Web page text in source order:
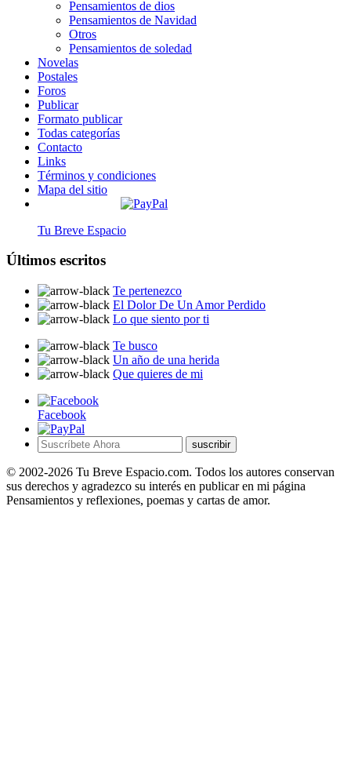
Pensamientos de dios
Pensamientos de Navidad
Otros
Pensamientos de soledad
Novelas
Postales
Foros
Publicar
Formato publicar
Todas categorías
Contacto
Links
Términos y condiciones
Mapa del sitio
Tu Breve Espacio
Últimos escritos
Te pertenezco
El Dolor De Un Amor Perdido
Lo que siento por ti
Te busco
Un año de una herida
Que quieres de mi
Facebook
suscribir
© 2002-2026 Tu Breve Espacio.com. Todos los autores conservan
sus derechos y agradezco su interés en publicar en mi página
Pensamientos y reflexiones, poemas y cartas de amor.